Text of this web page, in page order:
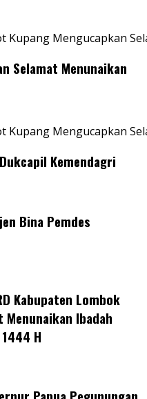
Kupang Mengucapkan
Selamat Menunaikan
Kupang Mengucapkan
Kemendagri
Bina Pemdes
Kabupaten Lombok
Ibadah
H